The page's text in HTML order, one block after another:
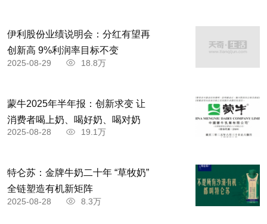
伊利股份业绩说明会：分红有望再
创新高 9%利润率目标不变
2025-08-29 18.8万
蒙牛2025年半年报：创新求变 让
消费者喝上奶、喝好奶、喝对奶
2025-08-28 19.1万
特仑苏：金牌牛奶二十年 “草牧奶”
全链塑造有机新矩阵
2025-08-28 8.3万